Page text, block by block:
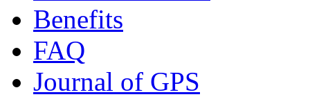
Benefits
FAQ
Journal of GPS